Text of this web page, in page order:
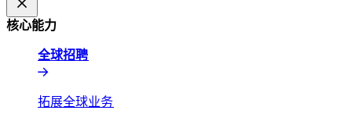
核心能力​​
全球招聘​​
拓展全球业务​​